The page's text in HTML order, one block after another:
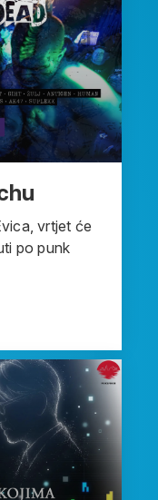
vrtjet će
po punk